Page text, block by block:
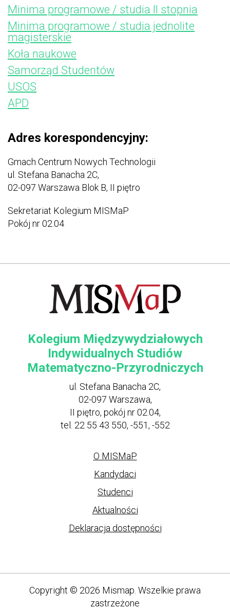
Minima programowe / studia II stopnia
Minima programowe / studia jednolite
magisterskie
Koła naukowe
Samorząd Studentów
USOS
APD
Adres korespondencyjny:
Gmach Centrum Nowych Technologii
ul. Stefana Banacha 2C,
02-097 Warszawa Blok B, II piętro
Sekretariat Kolegium MISMaP
Pokój nr 02.04
Kolegium Międzywydziałowych
Indywidualnych Studiów
Matematyczno-Przyrodniczych
ul. Stefana Banacha 2C,
02-097 Warszawa,
II piętro, pokój nr 02.04,
tel. 22 55 43 550, -551, -552
O MISMaP
Kandydaci
Studenci
Aktualności
Deklaracja dostępności
Copyright © 2026 Mismap. Wszelkie prawa
zastrzeżone